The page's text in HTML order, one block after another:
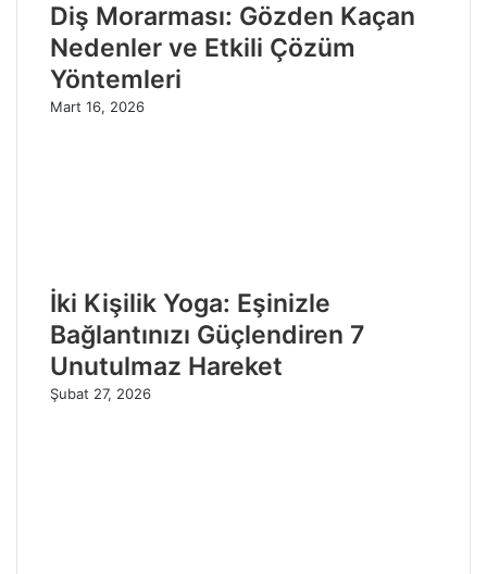
Diş Morarması: Gözden Kaçan
Nedenler ve Etkili Çözüm
Yöntemleri
Mart 16, 2026
İki Kişilik Yoga: Eşinizle
Bağlantınızı Güçlendiren 7
Unutulmaz Hareket
Şubat 27, 2026